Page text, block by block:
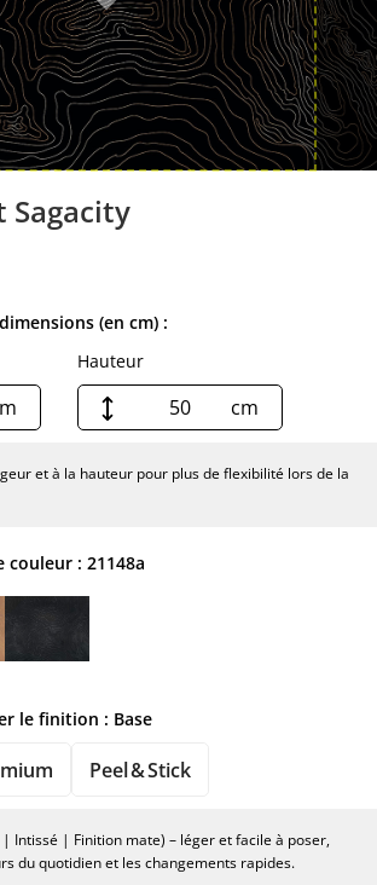
Sagacity
(en cm) :
Hauteur
cm
et à la hauteur pour plus de flexibilité lors de la
couleur : 21148a
le finition : Base
Peel & Stick
Intissé | Finition mate) – léger et facile à poser,
du quotidien et les changements rapides.